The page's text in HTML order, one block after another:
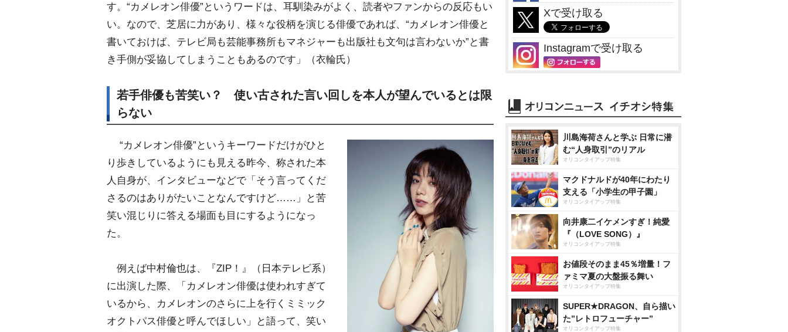
す。“カメレオン俳優”というワードは、耳馴染みがよく、読者やファンからの反応もい
い。なので、芝居に力があり、様々な役柄を演じる俳優であれば、“カメレオン俳優と
書いておけば、テレビ局も芸能事務所もマネジャーも出版社も文句は言わないか”と書
き手側が妥協してしまうこともあるのです」（衣輪氏）
若手俳優も苦笑い？ 使い古された言い回しを本人が望んでいるとは限
らない
“カメレオン俳優”というキーワードだけがひと
り歩きしているようにも見える昨今、称された本
人自身が、インタビューなどで「そう言ってくだ
さるのはありがたいことなんですけど……」と苦
笑い混じりに答える場面も目にするようになっ
た。
例えば中村倫也は、『ZIP！』（日本テレビ系）
に出演した際、「カメレオン俳優は使われすぎて
いるから、カメレオンのさらに上を行くミミック
オクトパス俳優と呼んでほしい」と語って、笑い
Xで受け取る
Instagramで受け取る
川島海荷さんと学ぶ 日常に潜
む“人身取引”のリアル
オリコンタイアップ特集
マクドナルドが40年にわたり
支える「小学生の甲子園」
オリコンタイアップ特集
向井康二イケメンすぎ！純愛
『（LOVE SONG）』
オリコンタイアップ特集
お値段そのまま45％増量！フ
ァミマ夏の大盤振る舞い
オリコンタイアップ特集
SUPER★DRAGON、自ら描い
た”レトロフューチャー”
オリコンタイアップ特集